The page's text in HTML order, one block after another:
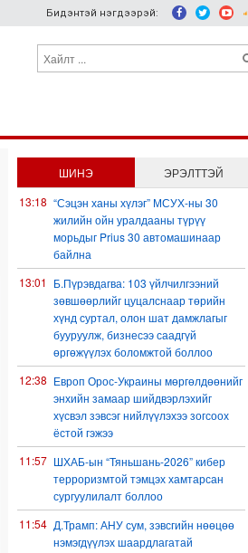
Бидэнтэй нэгдээрэй:
ШИНЭ
ЭРЭЛТТЭЙ
13:18 “Сэцэн ханы хүлэг” МСУХ-ны 30
жилийн ойн уралдааны түрүү
морьдыг Prius 30 автомашинаар
байлна
13:01 Б.Пүрэвдагва: 103 үйлчилгээний
зөвшөөрлийг цуцалснаар төрийн
хүнд суртал, олон шат дамжлагыг
бууруулж, бизнесээ саадгүй
өргөжүүлэх боломжтой боллоо
12:38 Европ Орос-Украины мөргөлдөөнийг
энхийн замаар шийдвэрлэхийг
хүсвэл зэвсэг нийлүүлэхээ зогсоох
ёстой гэжээ
11:57 ШХАБ-ын “Тяньшань-2026” кибер
терроризмтой тэмцэх хамтарсан
сургуулилалт боллоо
11:54 Д.Трамп: АНУ сум, зэвсгийн нөөцөө
нэмэгдүүлэх шаардлагатай